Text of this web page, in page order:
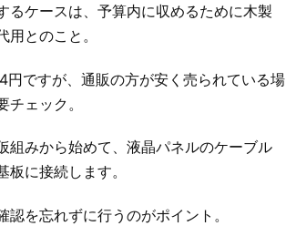
るケースは、予算内に収めるために木製
とのこと。
円ですが、通販の方が安く売られている場
ェック。
組みから始めて、液晶パネルのケーブル
板に接続します。
認を忘れずに行うのがポイント。